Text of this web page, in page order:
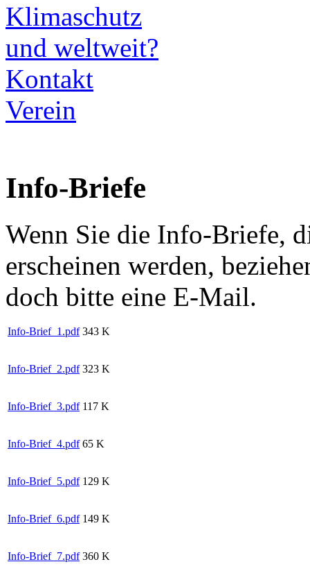
Klimaschutz
und weltweit?
Kontakt
Verein
Info-Briefe
Wenn Sie die Info-Briefe,
erscheinen werden,
doch bitte eine E-Mail.
Info-Brief_1.pdf 343 K
Info-Brief_2.pdf 323 K
Info-Brief_3.pdf 117 K
Info-Brief_4.pdf 65 K
Info-Brief_5.pdf 129 K
Info-Brief_6.pdf 149 K
Info-Brief_7.pdf 360 K